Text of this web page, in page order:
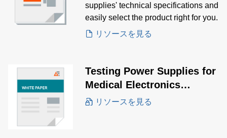
supplies' technical specifications and
easily select the product right for you.
リソースを見る
Testing Power Supplies for
Medical Electronics
Applications White Paper
リソースを見る